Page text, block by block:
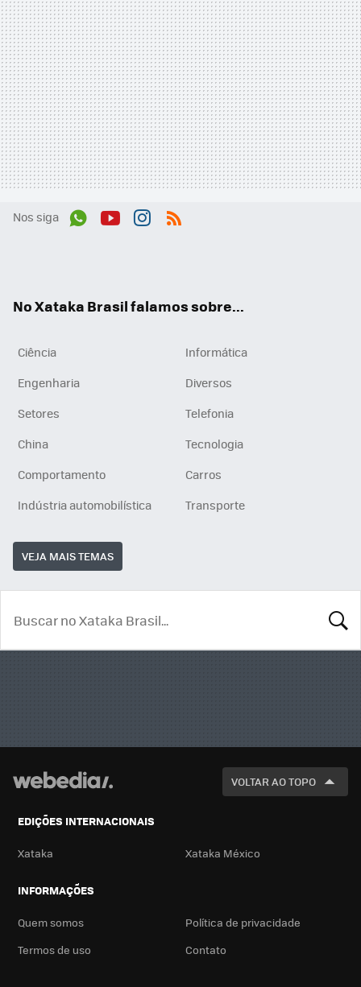
Nos siga
No Xataka Brasil falamos sobre...
Ciência
Informática
Engenharia
Diversos
Setores
Telefonia
China
Tecnologia
Comportamento
Carros
Indústria automobilística
Transporte
VEJA MAIS TEMAS
VOLTAR AO TOPO
EDIÇÕES INTERNACIONAIS
Xataka Xataka México
INFORMAÇÕES
Quem somos
Política de privacidade
Termos de uso
Contato